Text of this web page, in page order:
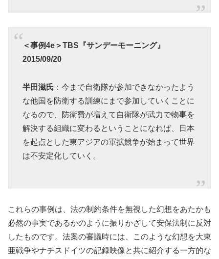
＜事例4e＞TBS『サンデーモーニング』
2015/09/20
半田滋氏 ：今まで自衛隊が参加できなかったよう
な他国を防衛する訓練にまで参加していくことに
なるので、防衛費が増えて自衛隊が武力で物事を
解決する組織に変わるということになれば、日本
を起点とした東アジアの軍拡競争が始まって世界
は不安定化していく。
これらの事例は、法の制約条件を無視した幻想をあたかも
必然の事実であるかのように振りかざして安保法制に反対
したものです。法案の審議時には、このような幻想を大東
亜戦争やナチスドイツの記録映像と共に紹介する一方的な